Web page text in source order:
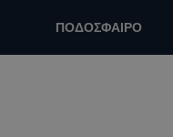
ΠΟΔΟΣΦΑΙΡΟ